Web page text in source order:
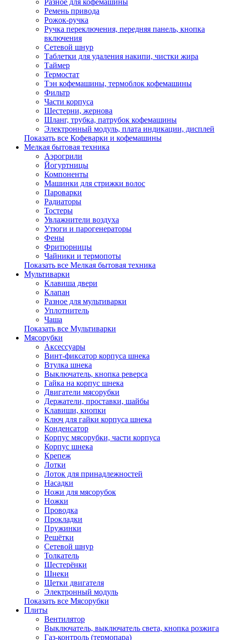
Разное для кофемашины
Ремень привода
Рожок-ручка
Ручка переключения, передняя панель, кнопка
включения
Сетевой шнур
Таблетки для удаления накипи, чистки жира
Таймер
Термостат
Тэн кофемашины, термоблок кофемашины
Фильтр
Части корпуса
Шестерни, жернова
Шланг, трубка, патрубок кофемашины
Электронный модуль, плата индикации, дисплей
Показать все Кофеварки и кофемашины
Мелкая бытовая техника
Аэрогрили
Йогуртницы
Компоненты
Машинки для стрижки волос
Пароварки
Радиаторы
Тостеры
Увлажнители воздуха
Утюги и парогенераторы
Фены
Фритюрницы
Чайники и термопоты
Показать все Мелкая бытовая техника
Мультиварки
Клавиша двери
Клапан
Разное для мультиварки
Уплотнитель
Чаша
Показать все Мультиварки
Мясорубки
Аксессуары
Винт-фиксатор корпуса шнека
Втулка шнека
Выключатель, кнопка реверса
Гайка на корпус шнека
Двигатели мясорубки
Держатели, проставки, шайбы
Клавиши, кнопки
Ключ для гайки корпуса шнека
Конденсатор
Корпус мясорубки, части корпуса
Корпус шнека
Крепеж
Лотки
Лоток для принадлежностей
Насадки
Ножи для мясорубок
Ножки
Проводка
Прокладки
Пружинки
Решётки
Сетевой шнур
Толкатель
Шестерёнки
Шнеки
Щетки двигателя
Электронный модуль
Показать все Мясорубки
Плиты
Вентилятор
Выключатель, выключатель света, кнопка розжига
Газ-контроль (термопара)